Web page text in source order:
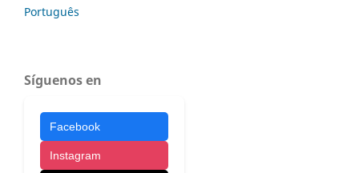
Português
Síguenos en
Facebook
Instagram